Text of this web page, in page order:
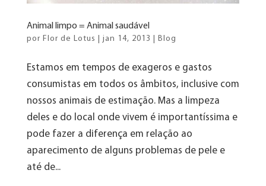
Animal limpo = Animal saudável
por Flor de Lotus jan 14, 2013 Blog
Estamos em tempos de exageros e gastos
consumistas em todos os âmbitos, inclusive com
nossos animais de estimação. Mas a limpeza
deles e do local onde vivem é importantíssima e
pode fazer a diferença em relação ao
aparecimento de alguns problemas de pele e
até de...